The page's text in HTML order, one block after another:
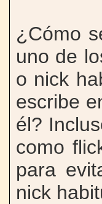
¿Cómo
uno de
o nick
escribe
él?
como
para
nick